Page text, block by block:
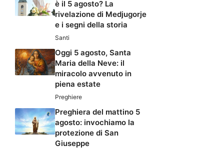
è il 5 agosto? La
rivelazione di Medjugorje
e i segni della storia
Santi
Oggi 5 agosto, Santa
Maria della Neve: il
miracolo avvenuto in
piena estate
Preghiere
Preghiera del mattino 5
agosto: invochiamo la
protezione di San
Giuseppe